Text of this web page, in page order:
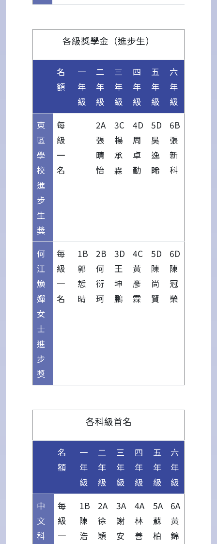
各級獎學金（進步生）
名
額
一
年
級
二
年
級
三
年
級
四
年
級
五
年
級
六
年
級
東
區
學
校
進
步
生
獎
每
級
一
名
2A
張
晴
怡
3C
楊
承
霖
4D
周
卓
勤
5D
吳
逸
睎
6B
張
新
科
何
江
煥
嬋
女
士
進
步
獎
每
級
一
名
1B
郭
悊
晴
2B
何
衍
珂
3D
王
坤
鵬
4C
黃
彥
霖
5D
陳
尚
賢
6D
陳
冠
榮
各科級首名
名
額
一
年
級
二
年
級
三
年
級
四
年
級
五
年
級
六
年
級
中
文
科
每
級
一
1B
陳
浩
2A
徐
穎
3A
謝
安
4A
林
善
5A
蘇
柏
6A
黃
錦